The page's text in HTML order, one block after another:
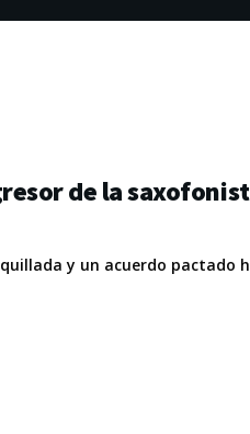
de la
y un acuerdo pactado